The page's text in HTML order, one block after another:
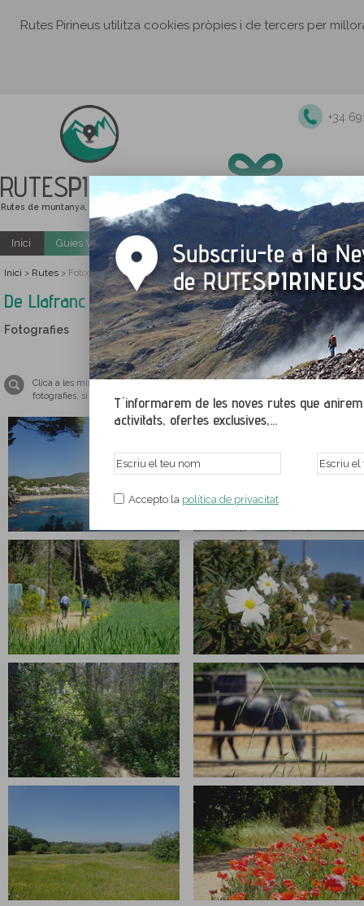
Rutes Pirineus utilitza cookies pròpies i de tercers per
RUTESPIRINEUS
Rutes de muntanya, senderisme i excursions
+34
T´informarem de les noves rutes que
activitats, ofertes exclusives,...
Accepto la política de privacitat
Inici Guies Web i PDF gratuïtes Excursions i activitats
Inici > Rutes > Fotografies De Llafranc a Tamariu per camins tradicionals i de ronda
De Llafranc a Tamariu per camins tradicionals i
Fotografies
Clica a les miniatures per ampliar les imatges i veure-les a tamany pantalla
fotografies, si us plau, tingues el teu navegador web actualitzat amb una de